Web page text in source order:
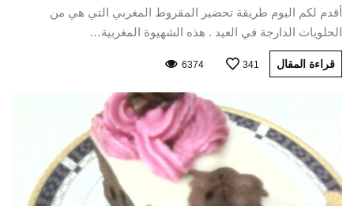
أقدم لكم اليوم طريقة تحضير المقروط المغربي التي هي من
الحلويات الدارجة في العيد . هذه الشهيوة المغربية…
قراءة المقال 341
6374